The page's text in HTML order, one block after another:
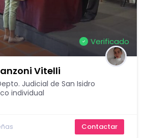
Verificado
Vitelli
Judicial de San Isidro
individual
Contactar